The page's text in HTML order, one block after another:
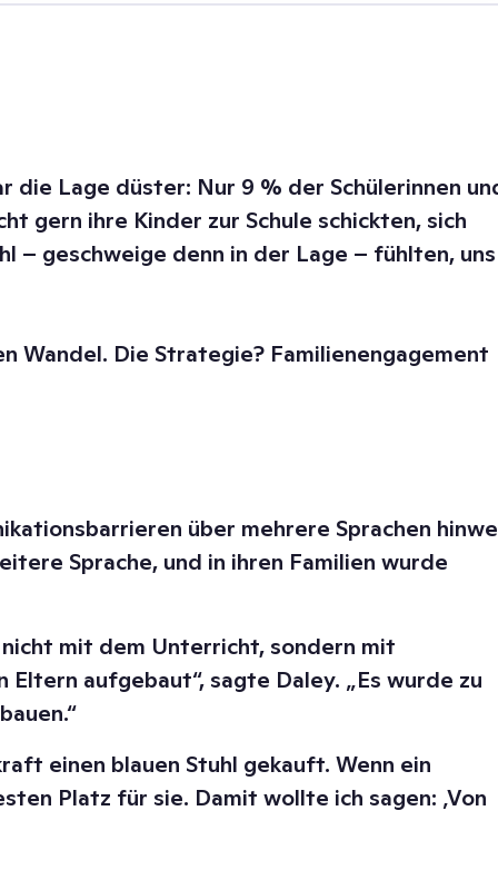
die Lage düster: Nur 9 % der Schülerinnen
gern ihre Kinder zur Schule schickten, sich
– geschweige denn in der Lage – fühlten, uns
Wandel. Die Strategie? Familienengagement
über mehrere Sprachen
Sprache, und in ihren Familien wurde
mit dem Unterricht, sondern mit
aufgebaut“, sagte Daley. „Es wurde zu
einen blauen Stuhl gekauft. Wenn ein
Platz für sie. Damit wollte ich sagen: ‚Von